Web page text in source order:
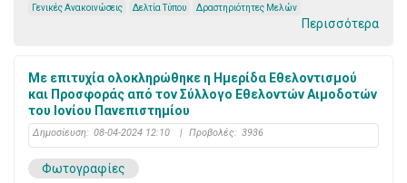
Γενικές Ανακοινώσεις Δελτία Τύπου Δραστηριότητες Μελών
Περισσότερα
Με επιτυχία ολοκληρώθηκε η Ημερίδα Εθελοντισμού
και Προσφοράς από τον Σύλλογο Εθελοντών Αιμοδοτών
του Ιονίου Πανεπιστημίου
Δημοσίευση: 08-04-2024 12:10 | Προβολές: 3936
Φωτογραφίες